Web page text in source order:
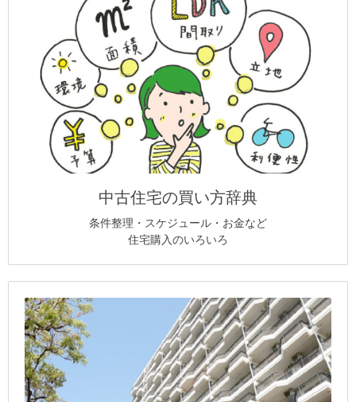
中古住宅の買い方辞典
条件整理・スケジュール・お金など
住宅購入のいろいろ